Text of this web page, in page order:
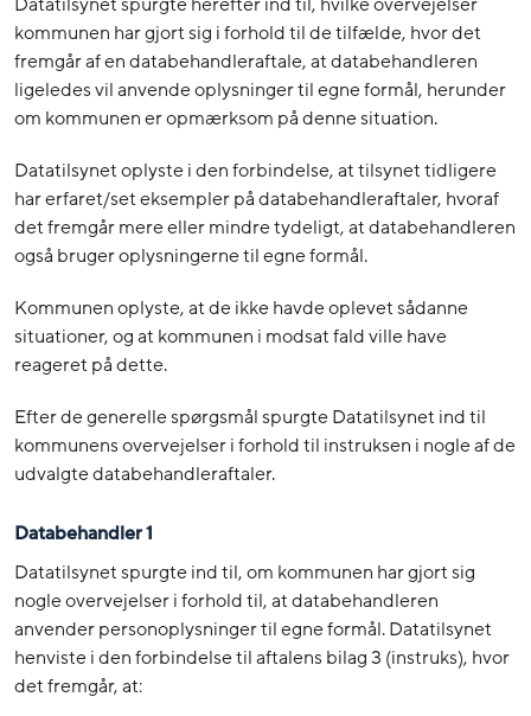
kommunen har gjort sig i forhold til de tilfælde, hvor det
fremgår af en databehandleraftale, at databehandleren
ligeledes vil anvende oplysninger til egne formål, herunder
om kommunen er opmærksom på denne situation.
Datatilsynet oplyste i den forbindelse, at tilsynet tidligere
har erfaret/set eksempler på databehandleraftaler, hvoraf
det fremgår mere eller mindre tydeligt, at databehandleren
også bruger oplysningerne til egne formål.
Kommunen oplyste, at de ikke havde oplevet sådanne
situationer, og at kommunen i modsat fald ville have
reageret på dette.
Efter de generelle spørgsmål spurgte Datatilsynet ind til
kommunens overvejelser i forhold til instruksen i nogle af de
udvalgte databehandleraftaler.
Databehandler 1
Datatilsynet spurgte ind til, om kommunen har gjort sig
nogle overvejelser i forhold til, at databehandleren
anvender personoplysninger til egne formål. Datatilsynet
henviste i den forbindelse til aftalens bilag 3 (instruks), hvor
det fremgår, at: